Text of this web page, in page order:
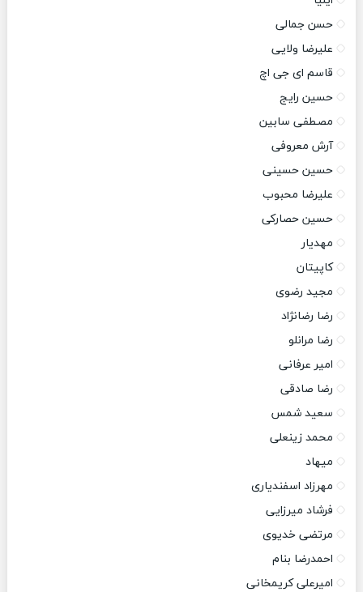
حسن جمالی
علیرضا ولایی
قاسم ای جی اچ
حسین رایج
مصطفی سابین
آرش معروفی
حسین حسینی
علیرضا محبوب
حسین حصارکی
مهدیار
کاپیتان
مجید رضوی
رضا رضانژاد
رضا مرانلو
امیر عرفانی
رضا صادقی
سعید شمس
محمد زینعلی
میهاد
مهرزاد اسفندیاری
فرشاد میرزایی
مرتضی خدیوی
احمدرضا بنام
امیرعلی کریمخانی